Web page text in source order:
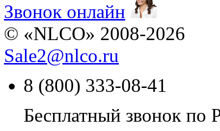
Звонок онлайн
© «NLCO» 2008-2026
Sale2@nlco.ru
8 (800) 333-08-41
Бесплатный звонок по